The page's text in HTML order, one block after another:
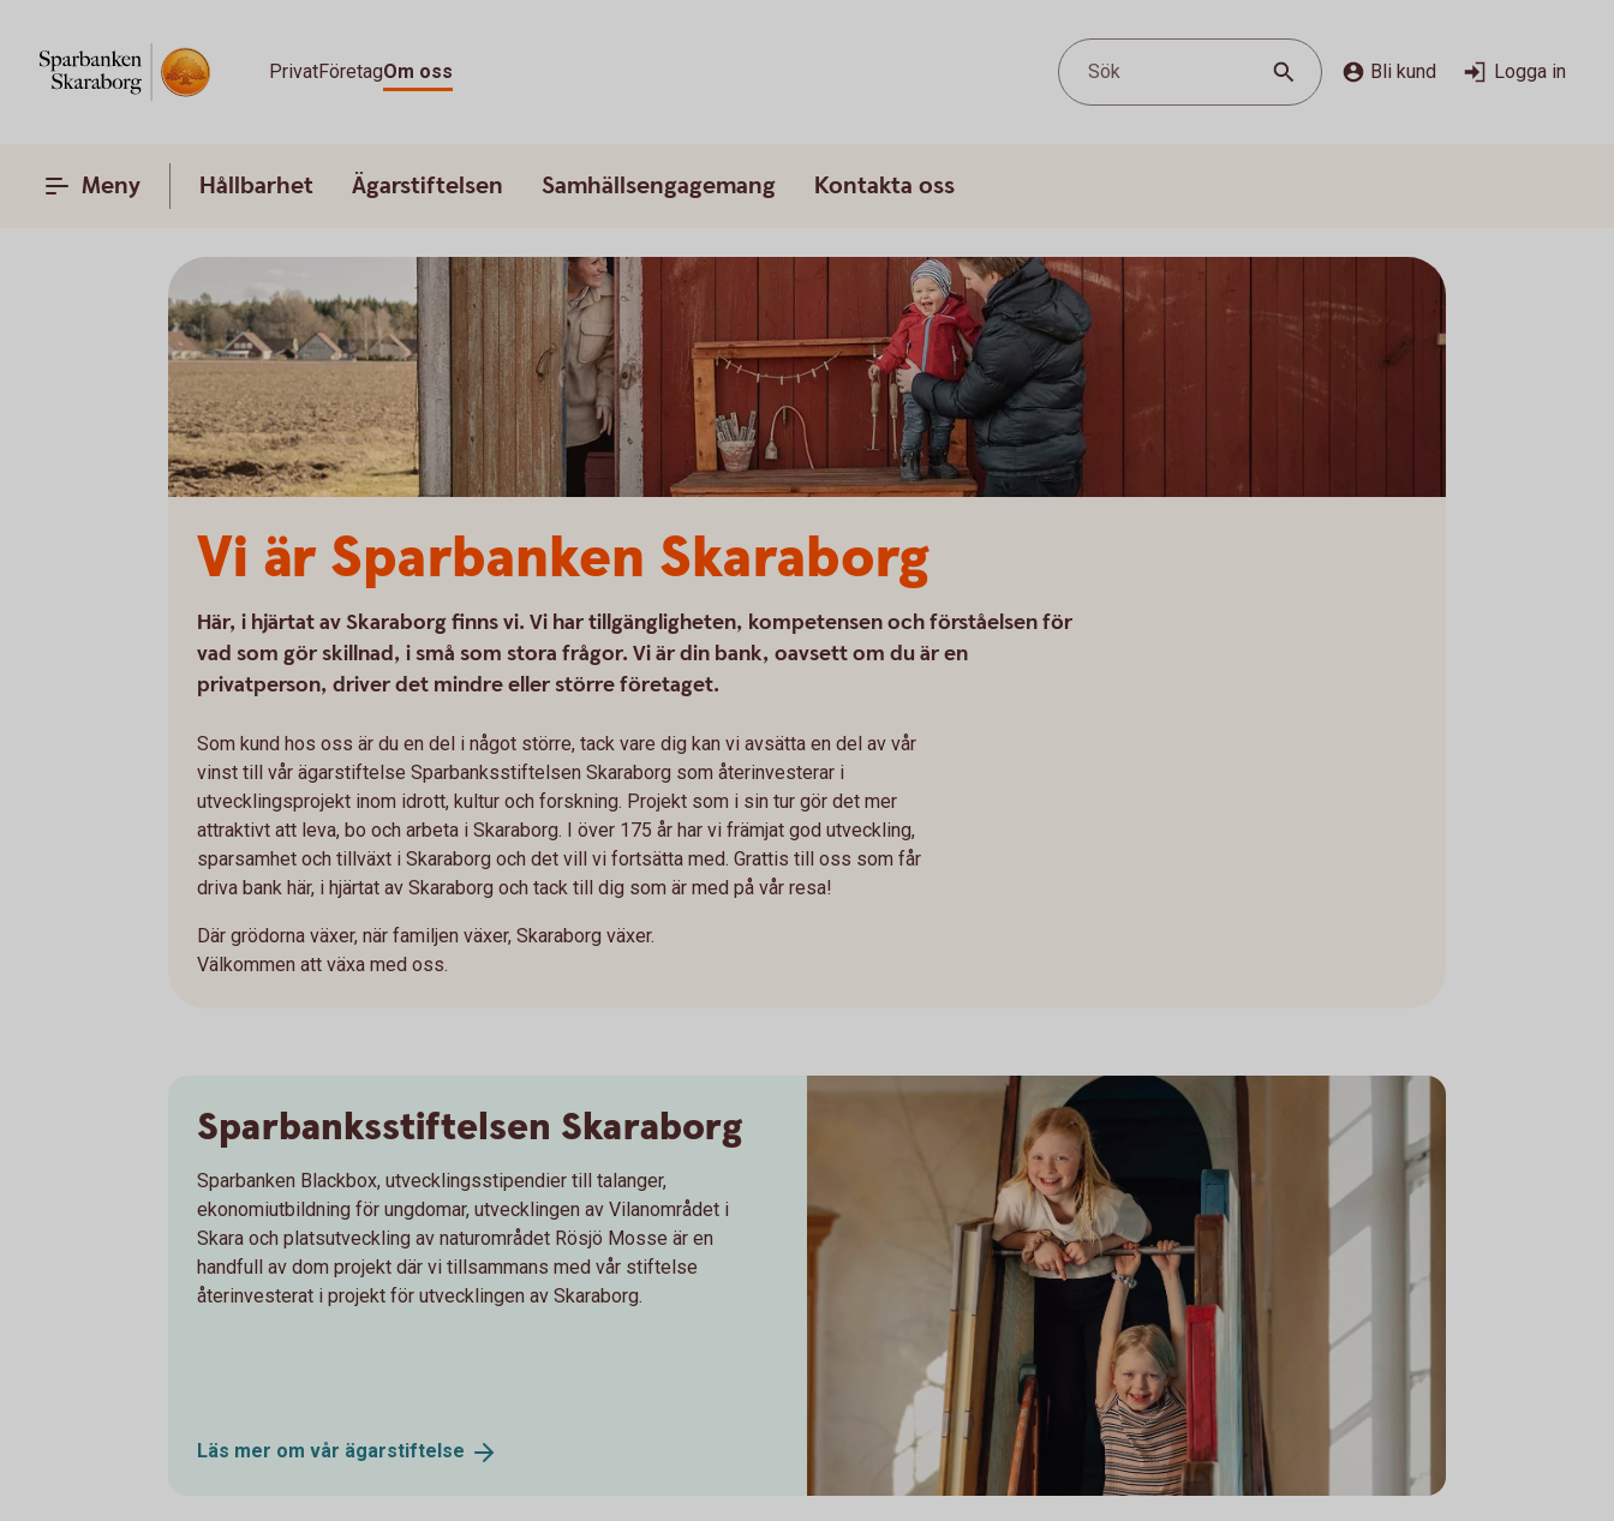
PrivatFöretagOm oss Sök Bli kund Logga in
Meny Hållbarhet Ägarstiftelsen Samhällsengagemang Kontakta oss
Vi är Sparbanken Skaraborg
Här, i hjärtat av Skaraborg finns vi. Vi har tillgängligheten, kompetensen och förståelsen för
vad som gör skillnad, i små som stora frågor. Vi är din bank, oavsett om du är en
privatperson, driver det mindre eller större företaget.
Som kund hos oss är du en del i något större, tack vare dig kan vi avsätta en del av vår
vinst till vår ägarstiftelse Sparbanksstiftelsen Skaraborg som återinvesterar i
utvecklingsprojekt inom idrott, kultur och forskning. Projekt som i sin tur gör det mer
attraktivt att leva, bo och arbeta i Skaraborg. I över 175 år har vi främjat god utveckling,
sparsamhet och tillväxt i Skaraborg och det vill vi fortsätta med. Grattis till oss som får
driva bank här, i hjärtat av Skaraborg och tack till dig som är med på vår resa!
Där grödorna växer, när familjen växer, Skaraborg växer.
Välkommen att växa med oss.
Sparbanksstiftelsen Skaraborg
Sparbanken Blackbox, utvecklingsstipendier till talanger,
ekonomiutbildning för ungdomar, utvecklingen av Vilanområdet i
Skara och platsutveckling av naturområdet Rösjö Mosse är en
handfull av dom projekt där vi tillsammans med vår stiftelse
återinvesterat i projekt för utvecklingen av Skaraborg.
Läs mer om vår ägarstiftelse